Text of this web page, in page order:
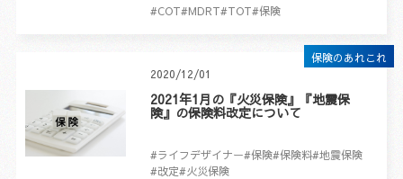
#COT#MDRT#TOT#保険
保険のあれこれ
2020/12/01
2021年1月の『火災保険』『地震保
険』の保険料改定について
#ライフデザイナー#保険#保険料#地震保険
#改定#火災保険